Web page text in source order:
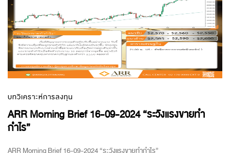
บทวิเคราะห์การลงทุน
ARR Morning Brief 16-09-2024 “ระวังแรงขายทำ
กำไร”
ARR Morning Brief 16-09-2024 “ระวังแรงขายทำกำไร”